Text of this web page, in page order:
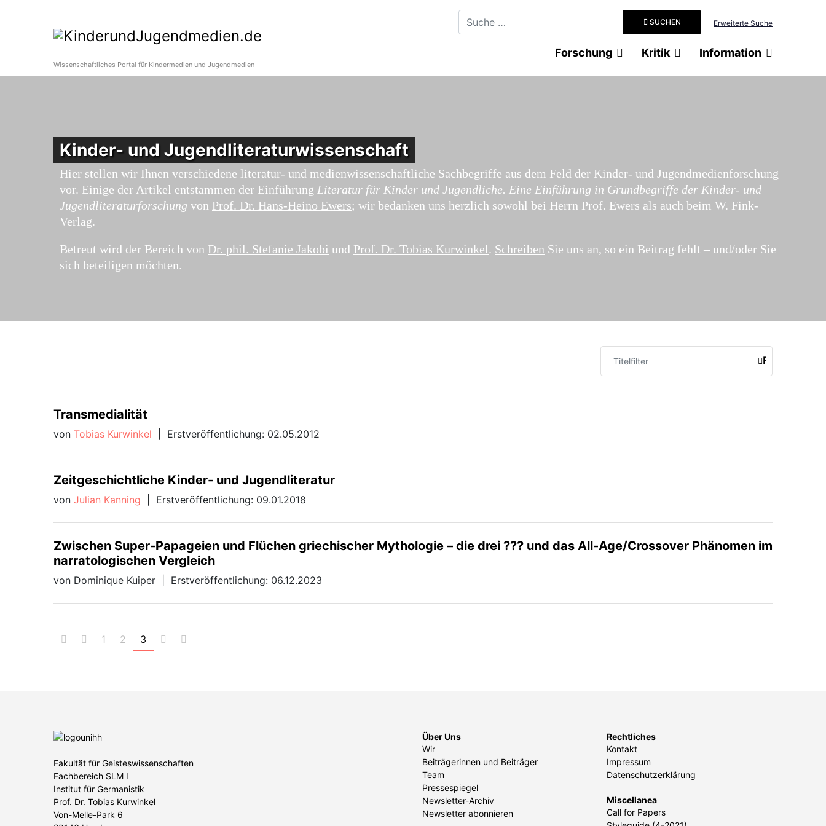
SUCHEN Erweiterte Suche
Wissenschaftliches Portal für Kindermedien und Jugendmedien
Forschung Kritik Information
Kinder- und Jugendliteraturwissenschaft
Hier stellen wir Ihnen verschiedene literatur- und medienwissenschaftliche Sachbegriffe aus dem Feld der Kinder- und Jugendmedienforschung
vor. Einige der Artikel entstammen der Einführung Literatur für Kinder und Jugendliche. Eine Einführung in Grundbegriffe der Kinder- und
Jugendliteraturforschung von Prof. Dr. Hans-Heino Ewers; wir bedanken uns herzlich sowohl bei Herrn Prof. Ewers als auch beim W. Fink-
Verlag.
Betreut wird der Bereich von Dr. phil. Stefanie Jakobi und Prof. Dr. Tobias Kurwinkel. Schreiben Sie uns an, so ein Beitrag fehlt – und/oder Sie
sich beteiligen möchten.
FILTER
Transmedialität
von Tobias Kurwinkel Erstveröffentlichung: 02.05.2012
Zeitgeschichtliche Kinder- und Jugendliteratur
von Julian Kanning Erstveröffentlichung: 09.01.2018
Zwischen Super-Papageien und Flüchen griechischer Mythologie – die drei ??? und das All-Age/Crossover Phänomen im
narratologischen Vergleich
von Dominique Kuiper Erstveröffentlichung: 06.12.2023
1 2 3
Fakultät für Geisteswissenschaften
Fachbereich SLM I
Institut für Germanistik
Prof. Dr. Tobias Kurwinkel
Von-Melle-Park 6
Über Uns
Wir
Beiträgerinnen und Beiträger
Team
Pressespiegel
Newsletter-Archiv
Newsletter abonnieren
Rechtliches
Kontakt
Impressum
Datenschutzerklärung
Miscellanea
Call for Papers